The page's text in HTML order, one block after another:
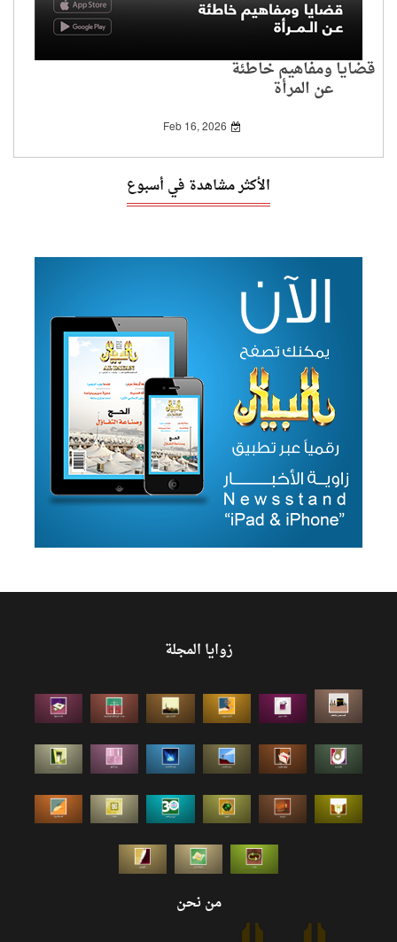
قضايا ومفاهيم خاطئة
عن المرأة
Feb 16, 2026
الأكثر مشاهدة في أسبوع
زوايا المجلة
من نحن